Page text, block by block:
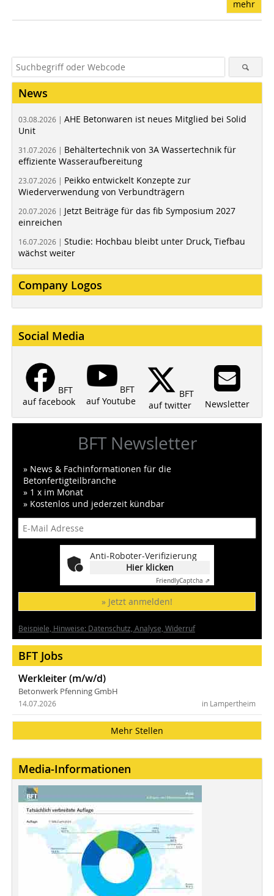
mehr
News
03.08.2026 | AHE Betonwaren ist neues Mitglied bei Solid
Unit
31.07.2026 | Behältertechnik von 3A Wassertechnik für
effiziente Wasseraufbereitung
23.07.2026 | Peikko entwickelt Konzepte zur
Wiederverwendung von Verbundträgern
20.07.2026 | Jetzt Beiträge für das fib Symposium 2027
einreichen
16.07.2026 | Studie: Hochbau bleibt unter Druck, Tiefbau
wächst weiter
Company Logos
Social Media
BFT
auf facebook
BFT
auf Youtube
BFT
auf twitter
Newsletter
BFT Newsletter
» News & Fachinformationen für die
Betonfertigteilbranche
» 1 x im Monat
» Kostenlos und jederzeit kündbar
Anti-Roboter-Verifizierung
Hier klicken
FriendlyCaptcha ⇗
» Jetzt anmelden!
Beispiele, Hinweise: Datenschutz, Analyse, Widerruf
BFT Jobs
Werkleiter (m/w/d)
Betonwerk Pfenning GmbH
in Lampertheim
14.07.2026
Mehr Stellen
Media-Informationen